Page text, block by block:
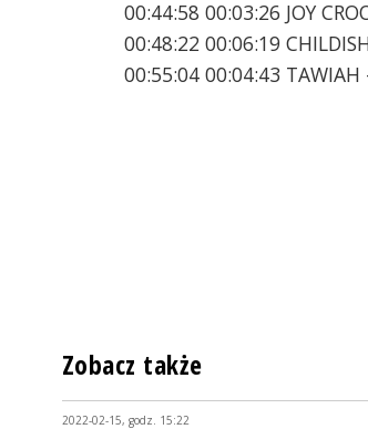
00:44:58 00:03:26 JOY
00:48:22 00:06:19
00:55:04 00:04:43 TAWIAH
Zobacz także
2022-02-15, godz. 15:22